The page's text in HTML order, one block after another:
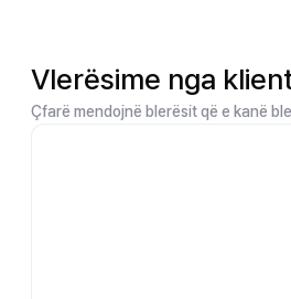
Vlerësime nga
Çfarë mendojnë blerësit që e kanë